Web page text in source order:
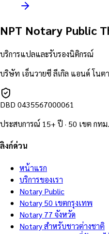
NPT Notary Public
บริการแปลและรับรองนิติกรณ์
บริษัท เอ็นวายซี ลีเกิล แอนด์ โนตา
DBD 0435567000061
ประสบการณ์ 15+ ปี · 50 เขต กทม.
ลิงก์ด่วน
หน้าแรก
บริการของเรา
Notary Public
Notary 50 เขตกรุงเทพ
Notary 77 จังหวัด
Notary สำหรับชาวต่างชาติ